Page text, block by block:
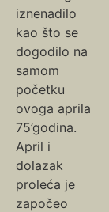
iznenadilo
kao što se
dogodilo na
samom
početku
ovoga aprila
75’godina.
April i
dolazak
proleća je
započeo